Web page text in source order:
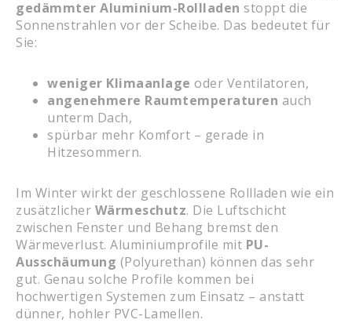
gedämmter Aluminium-Rollladen stoppt die
Sonnenstrahlen vor der Scheibe. Das bedeutet für
Sie:
weniger Klimaanlage oder Ventilatoren,
angenehmere Raumtemperaturen auch
unterm Dach,
spürbar mehr Komfort – gerade in
Hitzesommern.
Im Winter wirkt der geschlossene Rollladen wie ein
zusätzlicher Wärmeschutz. Die Luftschicht
zwischen Fenster und Behang bremst den
Wärmeverlust. Aluminiumprofile mit PU-
Ausschäumung (Polyurethan) können das sehr
gut. Genau solche Profile kommen bei
hochwertigen Systemen zum Einsatz – anstatt
dünner, hohler PVC-Lamellen.